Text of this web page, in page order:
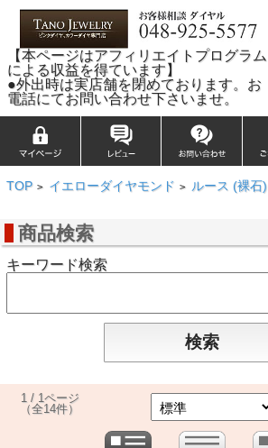
【本ページはアフィリエイトプログラム
による収益を得ています】
●外出時は実店舗を閉めております。お
電話にてお問い合わせ下さいませ。
TOP > イエローダイヤモンド > ルース (裸石)
商品検索
キーワード検索
1 / 1ページ
（全14件）